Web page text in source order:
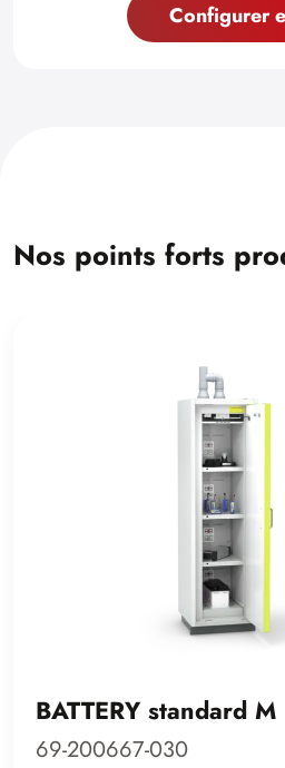
Configurer
Nos points forts
BATTERY standard M
69-200667-030